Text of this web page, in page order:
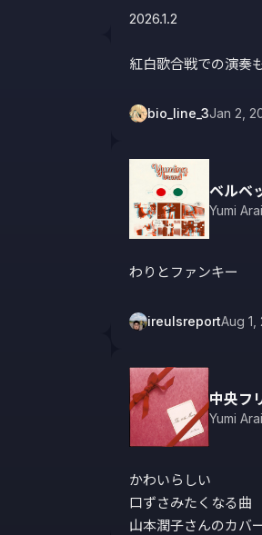
2026.1.2
紅白歌合戦での演奏
bio_line_3Jan 2,
ベルベ
Yumi Arai
わりとファンキー
ireulsreportAug 1,
中央フ
Yumi Arai
かわいらしい
口ずさみたくなる曲
山本潤子さんのカバ